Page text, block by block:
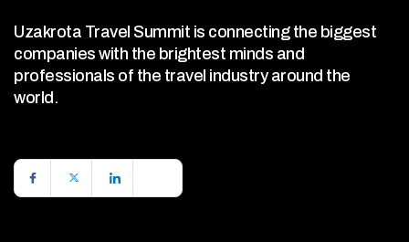
Uzakrota Travel Summit is connecting the biggest
companies with the brightest minds and
professionals of the travel industry around the
world.